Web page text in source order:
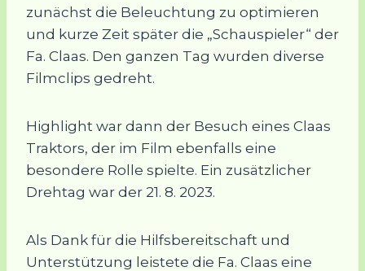
zunächst die Beleuchtung zu optimieren
und kurze Zeit später die „Schauspieler“ der
Fa. Claas. Den ganzen Tag wurden diverse
Filmclips gedreht.
Highlight war dann der Besuch eines Claas
Traktors, der im Film ebenfalls eine
besondere Rolle spielte. Ein zusätzlicher
Drehtag war der 21. 8. 2023.
Als Dank für die Hilfsbereitschaft und
Unterstützung leistete die Fa. Claas eine